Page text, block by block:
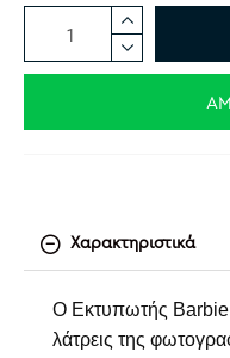
Χαρακτηριστικά
Ο Εκτυπωτής Barbie
λάτρεις της